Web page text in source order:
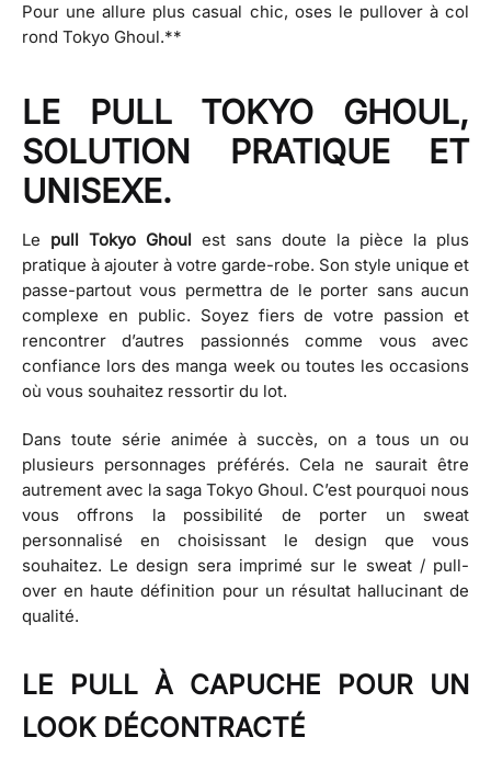
Pour une allure plus casual chic, oses le pullover à col
rond Tokyo Ghoul.**
LE PULL TOKYO GHOUL,
SOLUTION PRATIQUE ET
UNISEXE.
Le pull Tokyo Ghoul est sans doute la pièce la plus
pratique à ajouter à votre garde-robe. Son style unique et
passe-partout vous permettra de le porter sans aucun
complexe en public. Soyez fiers de votre passion et
rencontrer d’autres passionnés comme vous avec
confiance lors des manga week ou toutes les occasions
où vous souhaitez ressortir du lot.
Dans toute série animée à succès, on a tous un ou
plusieurs personnages préférés. Cela ne saurait être
autrement avec la saga Tokyo Ghoul. C’est pourquoi nous
vous offrons la possibilité de porter un sweat
personnalisé en choisissant le design que vous
souhaitez. Le design sera imprimé sur le sweat / pull-
over en haute définition pour un résultat hallucinant de
qualité.
LE PULL À CAPUCHE POUR UN
LOOK DÉCONTRACTÉ